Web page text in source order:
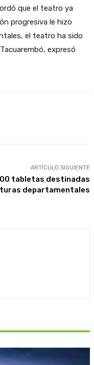
que el teatro ya
progresiva le hizo
el teatro ha sido
expresó
ARTÍCULO SIGUIENTE
tabletas destinadas
departamentales